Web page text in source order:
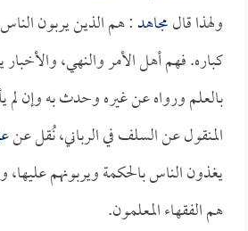
ولهذا قالمجاهد: هم الذين يربون
كباره. فهم أهل الأمر والنهي،
بالعلم ورواه عن غيره وحدث به وإن لم
المنقول عن السلف في الرباني، نُقل عن
يغذون الناس بالحكمة ويربونهم
هم الفقهاء المعلمون.